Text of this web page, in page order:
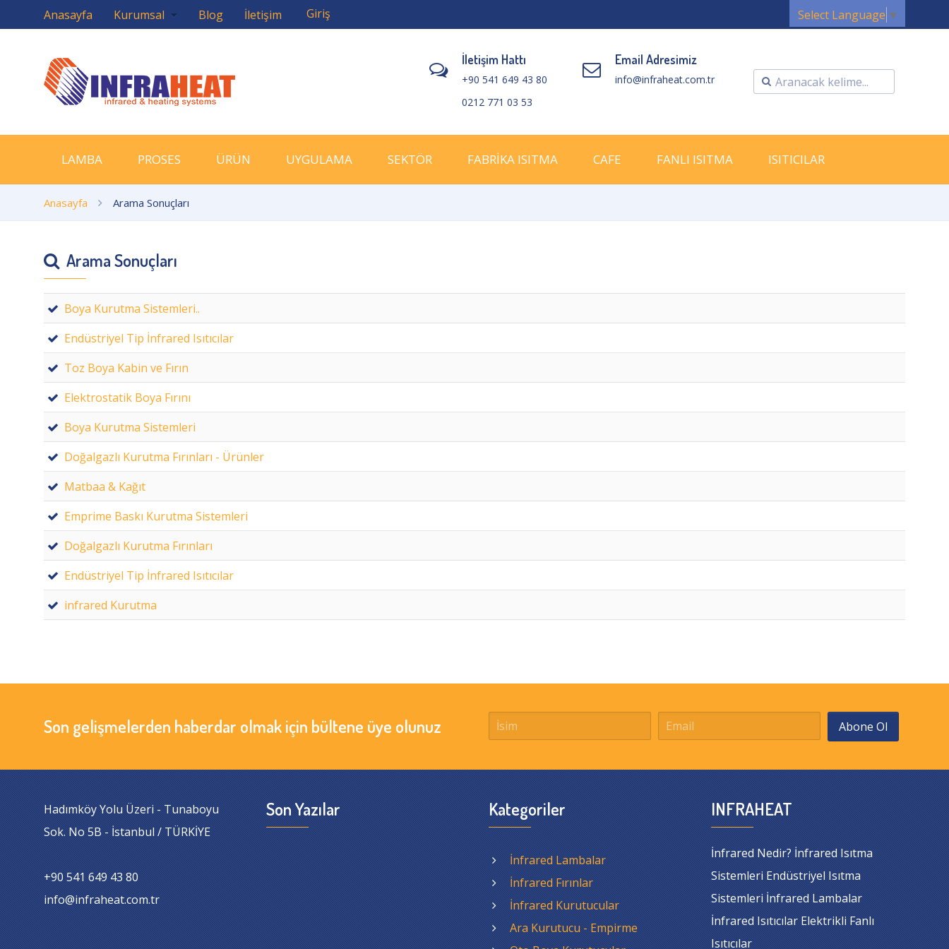
Anasayfa Kurumsal Blog İletişim Giriş Select Language ▼
İletişim Hattı
+90 541 649 43 80
0212 771 03 53
Email Adresimiz
info@infraheat.com.tr
LAMBA PROSES ÜRÜN UYGULAMA SEKTÖR FABRİKA ISITMA CAFE FANLI ISITMA ISITICILAR
Anasayfa Arama Sonuçları
Arama Sonuçları
Boya Kurutma Sistemleri..
Endüstriyel Tip İnfrared Isıtıcılar
Toz Boya Kabin ve Fırın
Elektrostatik Boya Fırını
Boya Kurutma Sistemleri
Doğalgazlı Kurutma Fırınları - Ürünler
Matbaa & Kağıt
Emprime Baskı Kurutma Sistemleri
Doğalgazlı Kurutma Fırınları
Endüstriyel Tip İnfrared Isıtıcılar
infrared Kurutma
Son gelişmelerden haberdar olmak için bültene üye olunuz Abone Ol
Hadımköy Yolu Üzeri - Tunaboyu
Sok. No 5B - İstanbul / TÜRKİYE
+90 541 649 43 80
info@infraheat.com.tr
Son Yazılar Kategoriler
İnfrared Lambalar
İnfrared Fırınlar
İnfrared Kurutucular
Ara Kurutucu - Empirme
INFRAHEAT
İnfrared Nedir? İnfrared Isıtma
Sistemleri Endüstriyel Isıtma
Sistemleri İnfrared Lambalar
İnfrared Isıtıcılar Elektrikli Fanlı
Isıtıcılar